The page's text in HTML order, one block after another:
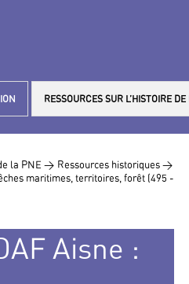
RESSOURCES SUR L’HISTOIRE
la PNE > Ressources historiques >
maritimes, territoires, forêt (495 -
Aisne :